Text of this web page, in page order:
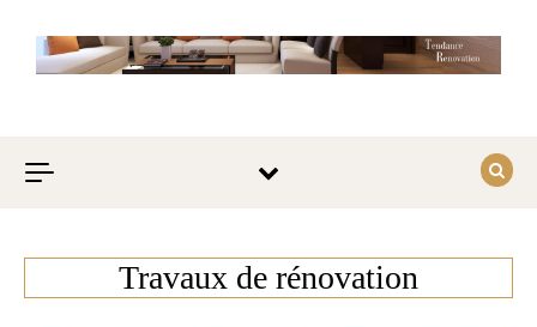
Travaux de rénovation